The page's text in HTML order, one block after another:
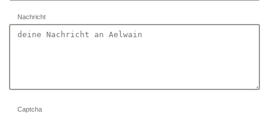
Nachricht
Captcha